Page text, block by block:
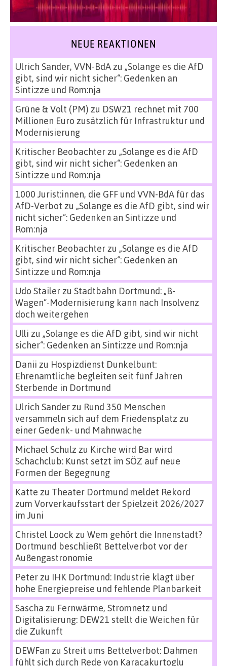
NEUE REAKTIONEN
Ulrich Sander, VVN-BdAzu „Solange es die AfD
gibt, sind wir nicht sicher“: Gedenken an
Sinti:zze und Rom:nja
Grüne & Volt (PM) zu DSW21 rechnet mit 700
Millionen Euro zusätzlich für Infrastruktur und
Modernisierung
Kritischer Beobachterzu „Solange es die AfD
gibt, sind wir nicht sicher“: Gedenken an
Sinti:zze und Rom:nja
1000 Jurist:innen, die GFF und VVN-BdA für das
AfD-Verbot zu „Solange es die AfD gibt, sind wir
nicht sicher“: Gedenken an Sinti:zze und
Rom:nja
Kritischer Beobachterzu „Solange es die AfD
gibt, sind wir nicht sicher“: Gedenken an
Sinti:zze und Rom:nja
Udo Stailerzu Stadtbahn Dortmund: „B-
Wagen“-Modernisierung kann nach Insolvenz
doch weitergehen
Ulli zu „Solange es die AfD gibt, sind wir nicht
sicher“: Gedenken an Sinti:zze und Rom:nja
Danii zu Hospizdienst Dunkelbunt:
Ehrenamtliche begleiten seit fünf Jahren
Sterbende in Dortmund
Ulrich Sanderzu Rund 350 Menschen
versammeln sich auf dem Friedensplatz zu
einer Gedenk- und Mahnwache
Michael Schulz zu Kirche wird Bar wird
Schachclub: Kunst setzt im SÖZ auf neue
Formen der Begegnung
Katte zu Theater Dortmund meldet Rekord
zum Vorverkaufsstart der Spielzeit 2026/2027
im Juni
Christel Loock zu Wem gehört die Innenstadt?
Dortmund beschließt Bettelverbot vor der
Außengastronomie
Peterzu IHK Dortmund: Industrie klagt über
hohe Energiepreise und fehlende Planbarkeit
Sascha zu Fernwärme, Stromnetz und
Digitalisierung: DEW21 stellt die Weichen für
die Zukunft
DEWFan zu Streit ums Bettelverbot: Dahmen
fühlt sich durch Rede von Karacakurtoglu